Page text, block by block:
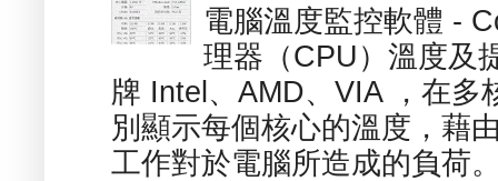
電腦溫度監控軟體 -
理器（CPU）溫度及
牌 Intel、AMD、VIA ，在多
別顯示每個核心的溫度，藉
工作對於電腦所造成的負荷